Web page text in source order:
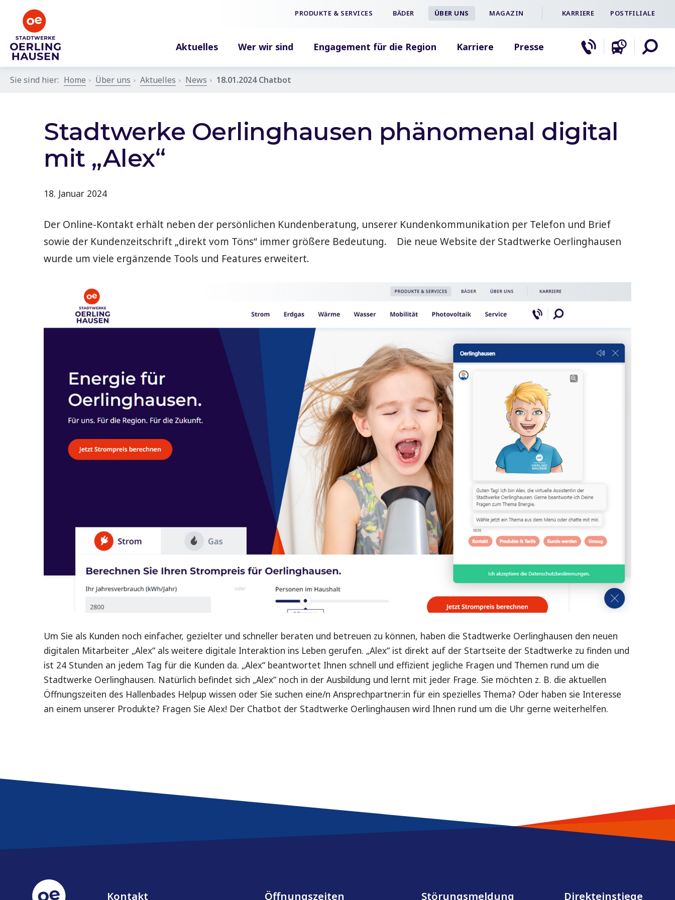
PRODUKTE & SERVICES BÄDER ÜBER UNS MAGAZIN KARRIERE POSTFILIALE
Aktuelles Wer wir sind Engagement für die Region Karriere Presse
Sie sind hier: Home Über uns Aktuelles News 18.01.2024 Chatbot
Stadtwerke Oerlinghausen phänomenal digital
mit „Alex“
18. Januar 2024
Der Online-Kontakt erhält neben der persönlichen Kundenberatung, unserer Kundenkommunikation per Telefon und Brief
sowie der Kundenzeitschrift „direkt vom Töns“ immer größere Bedeutung. Die neue Website der Stadtwerke Oerlinghausen
wurde um viele ergänzende Tools und Features erweitert.
Um Sie als Kunden noch einfacher, gezielter und schneller beraten und betreuen zu können, haben die Stadtwerke Oerlinghausen den neuen
digitalen Mitarbeiter „Alex“ als weitere digitale Interaktion ins Leben gerufen. „Alex“ ist direkt auf der Startseite der Stadtwerke zu finden und
ist 24 Stunden an jedem Tag für die Kunden da. „Alex“ beantwortet Ihnen schnell und effizient jegliche Fragen und Themen rund um die
Stadtwerke Oerlinghausen. Natürlich befindet sich „Alex“ noch in der Ausbildung und lernt mit jeder Frage. Sie möchten z. B. die aktuellen
Öffnungszeiten des Hallenbades Helpup wissen oder Sie suchen eine/n Ansprechpartner:in für ein spezielles Thema? Oder haben sie Interesse
an einem unserer Produkte? Fragen Sie Alex! Der Chatbot der Stadtwerke Oerlinghausen wird Ihnen rund um die Uhr gerne weiterhelfen.
Service & Kontakt
Kontakt Öffnungszeiten Störungsmeldung Direkteinstiege